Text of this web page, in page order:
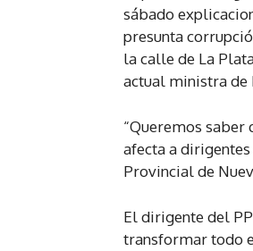
sábado
presunta
la calle de La
actual ministra de
“Queremos saber
afecta a
Provincial de
El dirigente del
transformar todo